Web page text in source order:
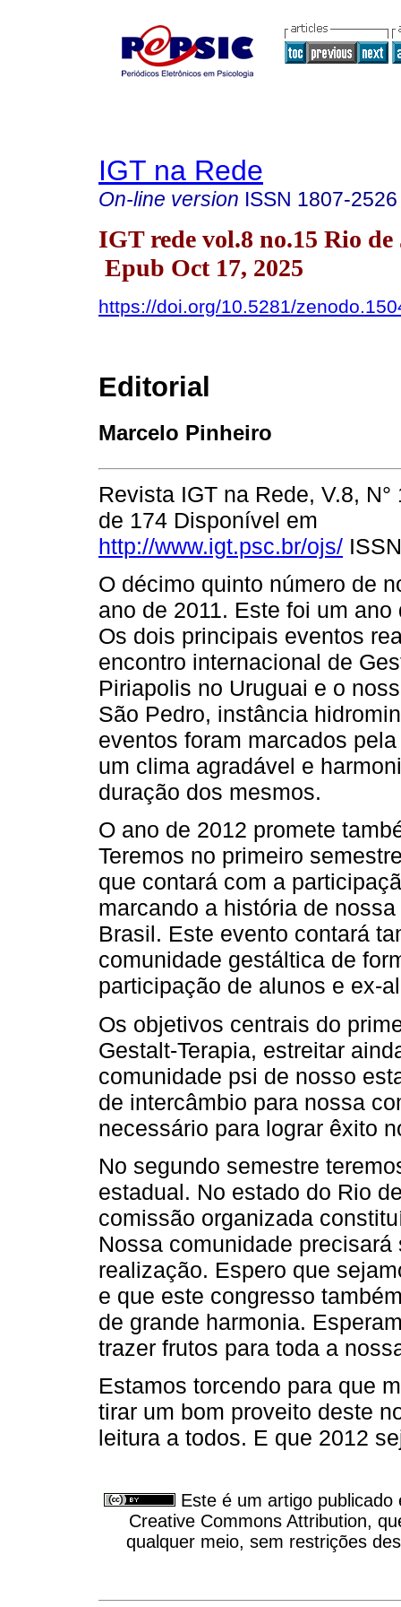
IGT na Rede
On-line version ISSN 1807-2526
IGT rede vol.8 no.15 Rio
Epub Oct 17, 2025
https://doi.org/10.5281/
Editorial
Marcelo Pinheiro
Revista IGT na Rede, V.8,
de 174 Disponível em
http://www.igt.psc.br/ojs/
O décimo quinto número de
ano de 2011. Este foi um
Os dois principais eventos
encontro internacional de
Piriapolis no Uruguai e o
São Pedro, instância
eventos foram marcados
um clima agradável e
duração dos mesmos.
O ano de 2012 promete
Teremos no primeiro
que contará com a
marcando a história de
Brasil. Este evento contará
comunidade gestáltica de
participação de alunos e ex-
Os objetivos centrais do
Gestalt-Terapia, estreitar
comunidade psi de nosso
de intercâmbio para nossa
necessário para lograr êxito
No segundo semestre
estadual. No estado do Rio
comissão organizada
Nossa comunidade
realização. Espero que
e que este congresso
de grande harmonia.
trazer frutos para toda a
Estamos torcendo para que
tirar um bom proveito deste
leitura a todos. E que 2012
Este é um artigo
Creative Commons Attribution,
qualquer meio, sem restrições